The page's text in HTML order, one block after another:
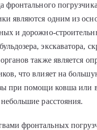
фронтального
являются одним из
и дорожно-
экскаватора,
также является
что влияет на
при помощи ковша или
расстояния.
фронтальных